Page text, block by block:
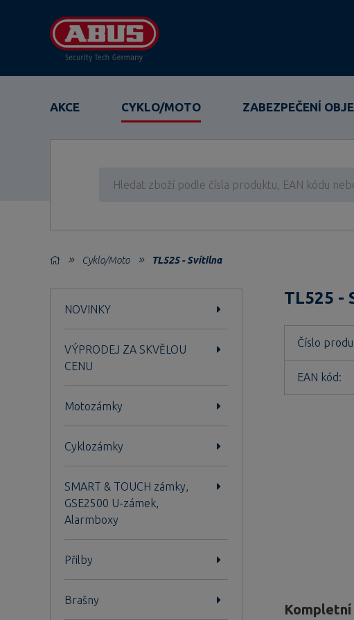
AKCE CYKLO/MOTO ZABEZPEČENÍ
Cyklo/Moto TL525 - Svítilna
NOVINKY
VÝPRODEJ ZA SKVĚLOU
CENU
Motozámky
Cyklozámky
SMART & TOUCH zámky,
GSE2500 U-zámek,
Alarmboxy
Přilby
Brašny
TL525 -
Číslo
EAN kód: